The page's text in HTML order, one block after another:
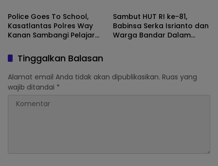
Police Goes To School,
Kasatlantas Polres Way
Kanan Sambangi Pelajar
Sambut HUT RI ke-81,
Babinsa Serka Isrianto dan
Warga Bandar Dalam
Tinggalkan Balasan
Alamat email Anda tidak akan dipublikasikan. Ruas yang
wajib ditandai *